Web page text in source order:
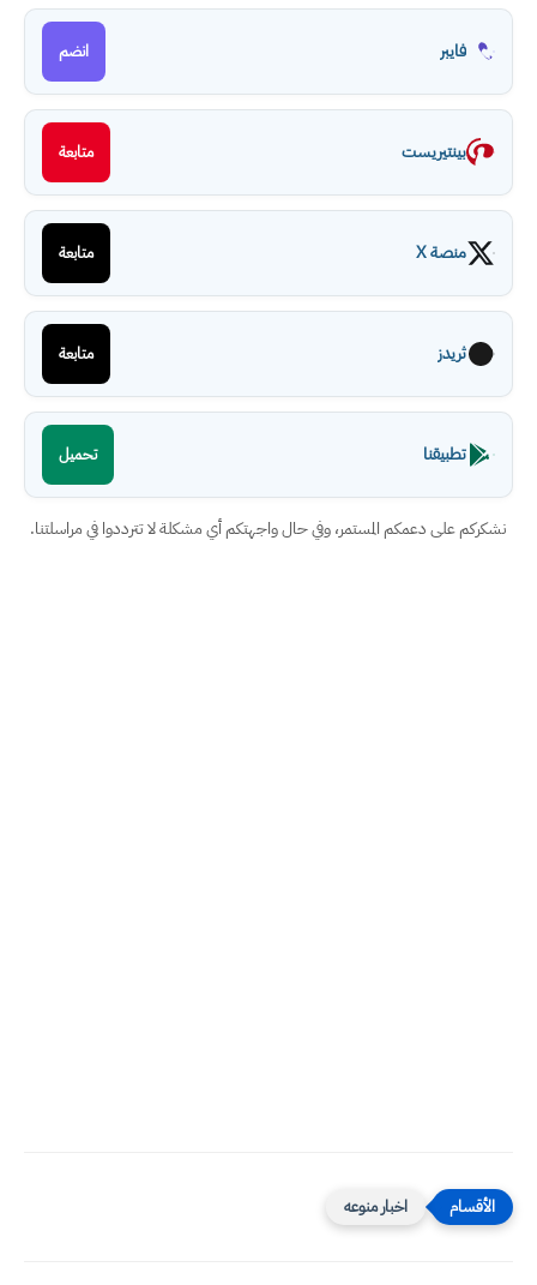
فايبر انضم
بينتيريست متابعة
منصة X متابعة
ثريدز متابعة
تطبيقنا تحميل
نشكركم على دعمكم المستمر، وفي حال واجهتكم أي مشكلة لا تترددوا في مراسلتنا.
اخبار منوعه